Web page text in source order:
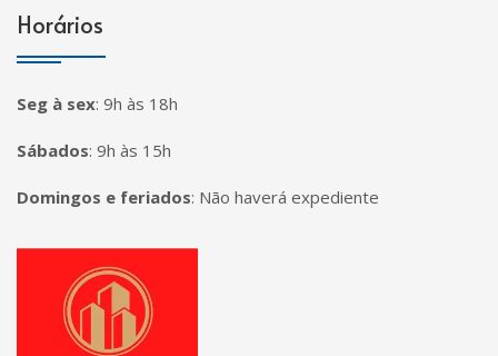
Horários
Seg à sex: 9h às 18h
Sábados: 9h às 15h
Domingos e feriados: Não haverá expediente
Página inicial